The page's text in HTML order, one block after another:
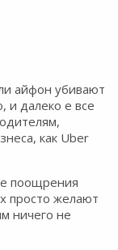
айфон убивают
и далеко е все
как Uber
поощрения
просто желают
ничего не